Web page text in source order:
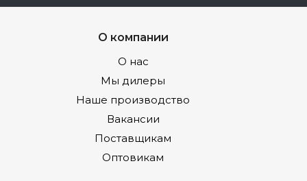
О компании
О нас
Мы дилеры
Наше производство
Вакансии
Поставщикам
Оптовикам